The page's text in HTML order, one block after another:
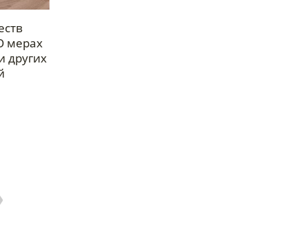
мерах
других